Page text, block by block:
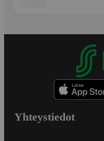
Yhteystiedot